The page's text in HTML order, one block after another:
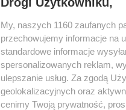
My, naszych 1160 zaufanych
przechowujemy informacje na
standardowe informacje
spersonalizowanych reklam,
ulepszanie usług. Za zgodą
geolokalizacyjnych oraz
cenimy Twoją prywatność,